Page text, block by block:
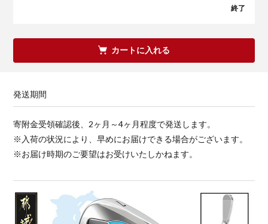
終了
カートに入れる
発送期間
寄附金受領確認後、2ヶ月～4ヶ月程度で発送します。
※入荷の状況により、早めにお届けできる場合がございます。
※お届け時期のご要望はお受けいたしかねます。